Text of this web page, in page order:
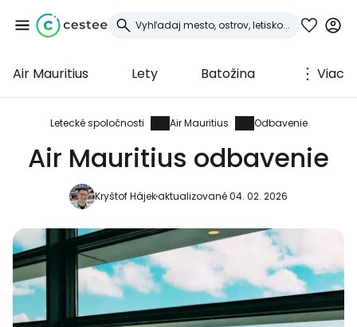
Air Mauritius Lety Batožina Viac
Letecké spoločnosti Air Mauritius Odbavenie
Air Mauritius odbavenie
Kryštof Hájekaktualizované 04. 02. 2026
Prihláste sa do
služby Cestee
... celosvetovej komunity cestovateľov
Pokračovať na Facebooku